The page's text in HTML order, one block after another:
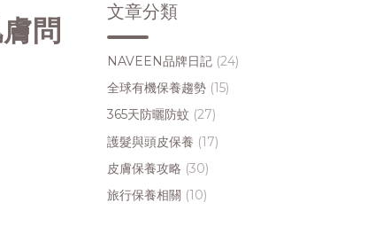
問
文章分類
NAVEEN品牌日記 (24)
全球有機保養趨勢 (15)
365天防曬防蚊 (27)
護髮與頭皮保養 (17)
皮膚保養攻略 (30)
旅行保養相關 (10)